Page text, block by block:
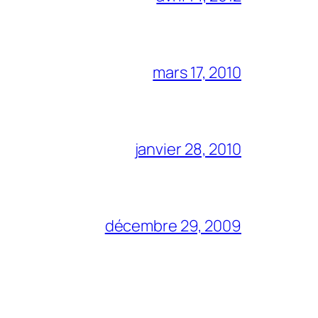
mars 17, 2010
janvier 28, 2010
décembre 29, 2009